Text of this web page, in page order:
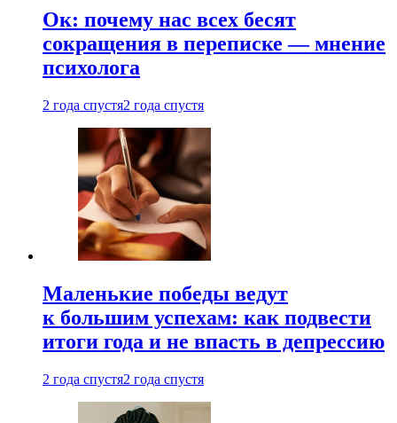
Ок: почему нас всех бесят
сокращения в переписке — мнение
психолога
2 года спустя2 года спустя
Маленькие победы ведут
к большим успехам: как подвести
итоги года и не впасть в депрессию
2 года спустя2 года спустя